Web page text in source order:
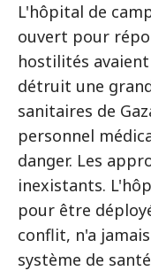
L'hôpital de
ouvert pour
hostilités
détruit une
sanitaires de
personnel
danger. Les
inexistants.
pour être
conflit, n'a
système de